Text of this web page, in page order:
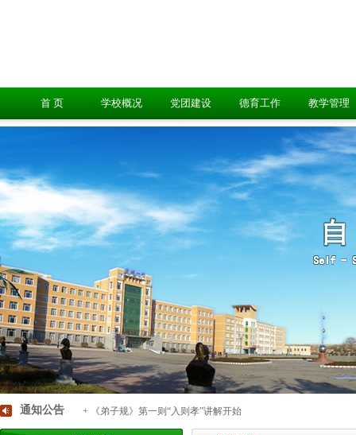
首 页 学校概况 党团建设 德育工作 教学管理
通知公告 + 《弟子规》第一则“入则孝”讲解开始